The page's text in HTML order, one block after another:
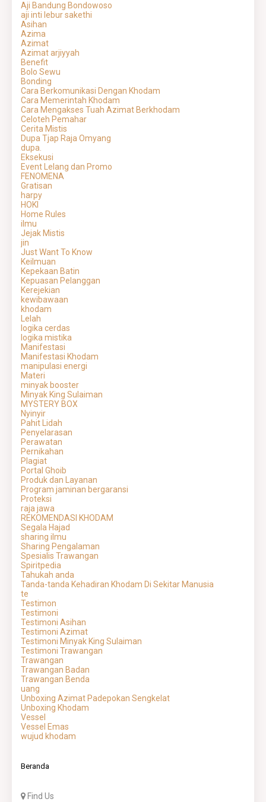
Aji Bandung Bondowoso
aji inti lebur sakethi
Asihan
Azima
Azimat
Azimat arjiyyah
Benefit
Bolo Sewu
Bonding
Cara Berkomunikasi Dengan Khodam
Cara Memerintah Khodam
Cara Mengakses Tuah Azimat Berkhodam
Celoteh Pemahar
Cerita Mistis
Dupa Tjap Raja Omyang
dupa.
Eksekusi
Event Lelang dan Promo
FENOMENA
Gratisan
harpy
HOKI
Home Rules
ilmu
Jejak Mistis
jin
Just Want To Know
Keilmuan
Kepekaan Batin
Kepuasan Pelanggan
Kerejekian
kewibawaan
khodam
Lelah
logika cerdas
logika mistika
Manifestasi
Manifestasi Khodam
manipulasi energi
Materi
minyak booster
Minyak King Sulaiman
MYSTERY BOX
Nyinyir
Pahit Lidah
Penyelarasan
Perawatan
Pernikahan
Plagiat
Portal Ghoib
Produk dan Layanan
Program jaminan bergaransi
Proteksi
raja jawa
REKOMENDASI KHODAM
Segala Hajad
sharing ilmu
Sharing Pengalaman
Spesialis Trawangan
Spiritpedia
Tahukah anda
Tanda-tanda Kehadiran Khodam Di Sekitar Manusia
te
Testimon
Testimoni
Testimoni Asihan
Testimoni Azimat
Testimoni Minyak King Sulaiman
Testimoni Trawangan
Trawangan
Trawangan Badan
Trawangan Benda
uang
Unboxing Azimat Padepokan Sengkelat
Unboxing Khodam
Vessel
Vessel Emas
wujud khodam
Beranda
Find Us